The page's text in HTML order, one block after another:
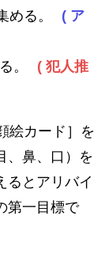
る。
( ア
。
( 犯人推
絵カード］を
、鼻、口）を
るとアリバイ
第一目標で